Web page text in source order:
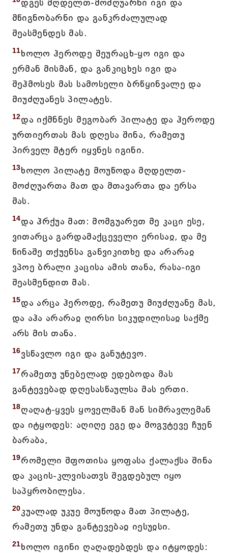
დგეს მღდელთ-მოძღუარნი იგი და
მწიგნობარნი და განკრძალულად
შეასმენდეს მას.
11ხოლო ჰეროდე შეურაცხ-ყო იგი და
ერმან მისმან, და განკიცხეს იგი და
შეჰმოსეს მას სამოსელი ბრწყინვალე და
მიუძღუანეს პილატეს.
12და იქმნნეს მეგობარ პილატე და ჰეროდე
ურთიერთას მას დღესა შინა, რამეთუ
პირველ მტერ იყვნეს იგინი.
13ხოლო პილატე მოუწოდა მღდელთ-
მოძღუართა მათ და მთავართა და ერსა
მას.
14და ჰრქუა მათ: მომგუარეთ მე კაცი ესე,
ვითარცა გარდამაქცეველი ერისაჲ, და მე
წინაშე თქუენსა განვიკითხე და არარაჲ
ვპოე ბრალი კაცისა ამის თანა, რასა-იგი
შეასმენდით მას.
15და არცა ჰეროდე, რამეთუ მიუძღუანე მას,
და აჰა არარაჲ ღირსი სიკუდილისაჲ საქმე
არს მის თანა.
16ვსწავლო იგი და განუტევო.
17რამეთუ უნებელად ედებოდა მას
განტევებად დღესასწაულსა მას ერთი.
18ღაღატ-ყვეს ყოველმან მან სიმრავლემან
და იტყოდეს: აღიღე ეგე და მოგჳტევე ჩუენ
ბარაბა,
19რომელი შფოთისა ყოფასა ქალაქსა შინა
და კაცის-კლვისათჳს შეგდებულ იყო
საპყრობილესა.
20კუალად უკუე მოუწოდა მათ პილატე,
რამეთუ უნდა განტევებაჲ იესუჲსი.
21ხოლო იგინი ღაღადებდეს და იტყოდეს: